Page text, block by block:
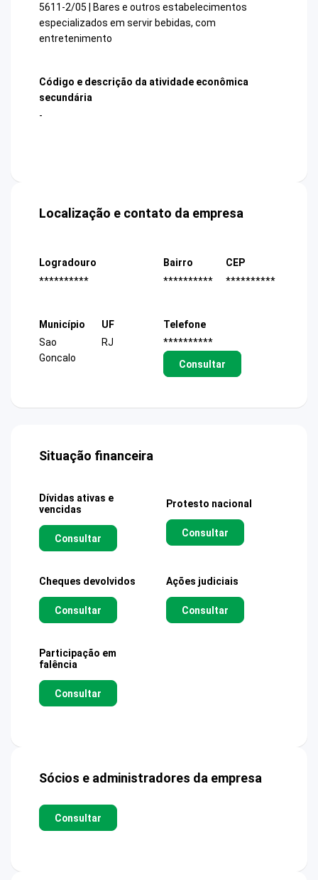
5611-2/05 | Bares e outros estabelecimentos
especializados em servir bebidas, com
entretenimento
Código e descrição da atividade econômica
secundária
-
Localização e contato da empresa
Logradouro
**********
Bairro
**********
CEP
**********
Município
Sao
Goncalo
UF
RJ
Telefone
**********
Consultar
Situação financeira
Dívidas ativas e
vencidas
Consultar
Protesto nacional
Consultar
Cheques devolvidos
Consultar
Ações judiciais
Consultar
Participação em
falência
Consultar
Sócios e administradores da empresa
Consultar